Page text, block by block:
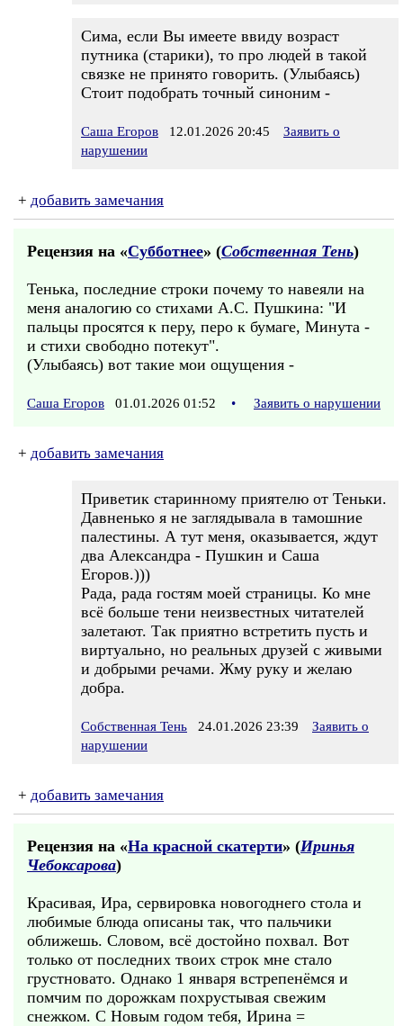
Сима, если Вы имеете ввиду возраст
путника (старики), то про людей в такой
связке не принято говорить. (Улыбаясь)
Стоит подобрать точный синоним -
Саша Егоров 12.01.2026 20:45
Заявить о
нарушении
+ добавить замечания
Рецензия на «Субботнее» (Собственная Тень)
Тенька, последние строки почему то навеяли на
меня аналогию со стихами А.С. Пушкина: "И
пальцы просятся к перу, перо к бумаге, Минута -
и стихи свободно потекут".
(Улыбаясь) вот такие мои ощущения -
Саша Егоров 01.01.2026 01:52 • Заявить о нарушении
+ добавить замечания
Приветик старинному приятелю от Теньки.
Давненько я не заглядывала в тамошние
палестины. А тут меня, оказывается, ждут
два Александра - Пушкин и Саша
Егоров.)))
Рада, рада гостям моей страницы. Ко мне
всё больше тени неизвестных читателей
залетают. Так приятно встретить пусть и
виртуально, но реальных друзей с живыми
и добрыми речами. Жму руку и желаю
добра.
Собственная Тень 24.01.2026 23:39
Заявить о
нарушении
+ добавить замечания
Рецензия на «На красной скатерти» (Иринья
Чебоксарова)
Красивая, Ира, сервировка новогоднего стола и
любимые блюда описаны так, что пальчики
оближешь. Словом, всё достойно похвал. Вот
только от последних твоих строк мне стало
грустновато. Однако 1 января встрепенёмся и
помчим по дорожкам похрустывая свежим
снежком. С Новым годом тебя, Ирина =